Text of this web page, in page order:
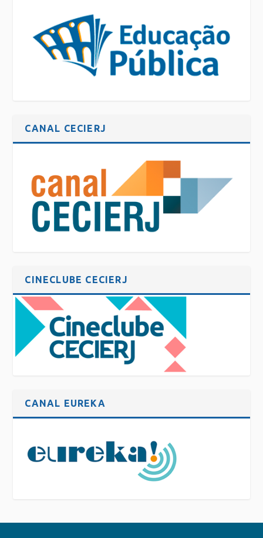
CANAL CECIERJ
CINECLUBE CECIERJ
CANAL EUREKA